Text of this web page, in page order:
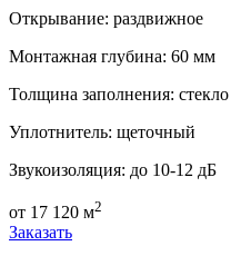
Открывание: раздвижное
Монтажная глубина: 60 мм
Толщина заполнения:
Уплотнитель: щеточный
Звукоизоляция: до 10-12 дБ
от 17 120 м2
Заказать